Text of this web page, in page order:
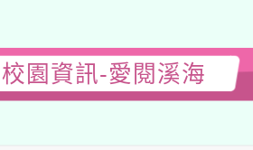
園資訊-愛閱溪海